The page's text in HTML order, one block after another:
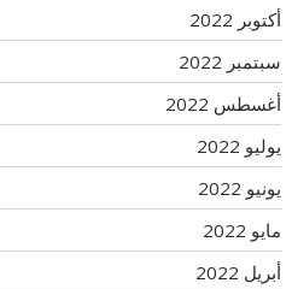
أكتوبر 2022
سبتمبر 2022
أغسطس 2022
يوليو 2022
يونيو 2022
مايو 2022
أبريل 2022